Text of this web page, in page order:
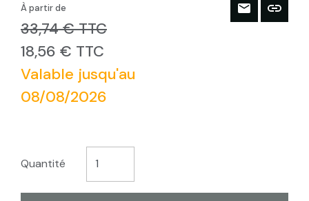
À partir de
33,74 € TTC
18,56 € TTC
Valable jusqu'au
08/08/2026
Quantité